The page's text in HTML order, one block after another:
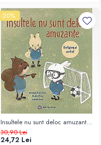
-20%
Insultele nu sunt deloc amuzante.
Bullyingul verbal
30,90 Lei
24,72 Lei